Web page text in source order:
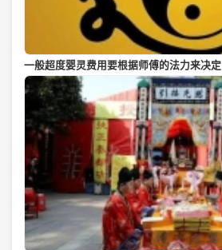
一般超度婴灵费用要根据师傅的法力来决定